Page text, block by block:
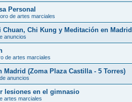
Personal
de artes marciales
Chi Kung y Meditación en Madrid
anuncios
de artes marciales
(Zoma Plaza Castilla - 5 Torres)
anuncios
lesiones en el gimnasio
artes marciales